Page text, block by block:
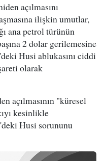
açılmasını
ilişkin umutlar,
ana petrol türünün
2 dolar gerilemesine
Husi ablukasını ciddi
olarak
açılmasının "küresel
kesinlikle
Husi sorununu